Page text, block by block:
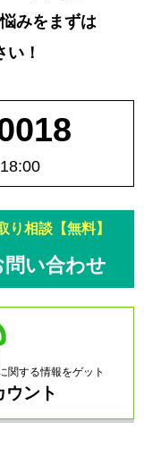
みをまずは
！
り相談【無料】
い合わせ
関する情報をゲット
ント